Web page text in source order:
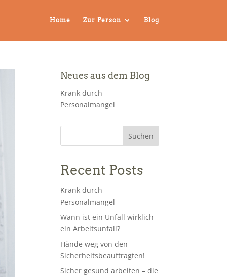
Home Zur Person Blog
Neues aus dem Blog
Krank durch
Personalmangel
Suchen
Recent Posts
Krank durch
Personalmangel
Wann ist ein Unfall wirklich
ein Arbeitsunfall?
Hände weg von den
Sicherheitsbeauftragten!
Sicher gesund arbeiten – die